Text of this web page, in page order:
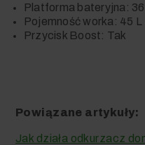
Platforma bateryjna:
Pojemność worka: 45 L
Przycisk Boost: Tak
Powiązane artykuły:
Jak działa odkurzacz